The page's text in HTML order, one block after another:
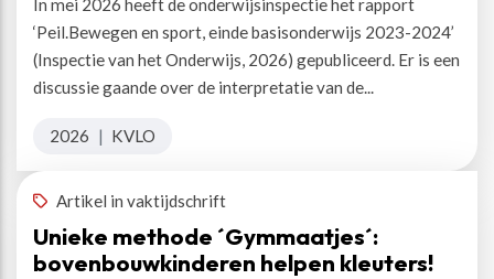
In mei 2026 heeft de onderwijsinspectie het rapport
‘Peil.Bewegen en sport, einde basisonderwijs 2023-2024’
(Inspectie van het Onderwijs, 2026) gepubliceerd. Er is een
discussie gaande over de interpretatie van de...
2026 | KVLO
Artikel in vaktijdschrift
Unieke methode ´Gymmaatjes´:
bovenbouwkinderen helpen kleuters!